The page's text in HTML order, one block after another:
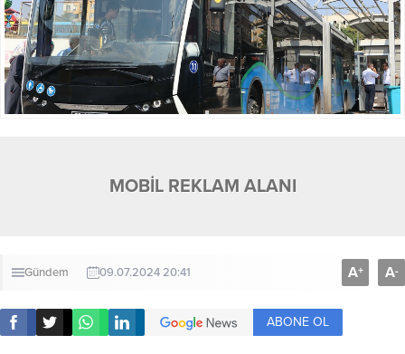
MOBİL REKLAM ALANI
Gündem 09.07.2024 20:41 A+ A-
ABONE OL